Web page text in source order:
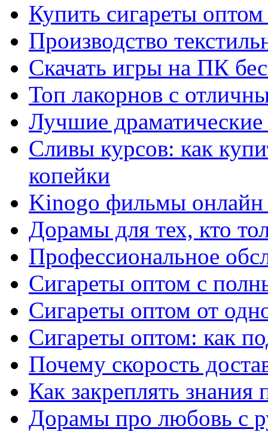
Купить сигареты
Производство
Скачать игры на ПК
Топ лакорнов с
Лучшие
Сливы курсов: как
копейки
Kinogo фильмы онлайн
Дорамы для тех, кто
Профессиональное
Сигареты оптом с
Сигареты оптом от
Сигареты оптом: как
Почему скорость
Как закреплять знания
Дорамы про любовь с